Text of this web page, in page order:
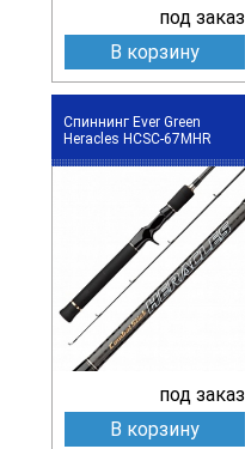
под заказ
В корзину
Спиннинг Ever Green
Heracles HCSC-67MHR
под заказ
В корзину